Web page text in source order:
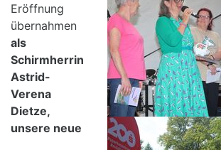
Eröffnung
übernahmen
als
Schirmherrin
Astrid-
Verena
Dietze,
unsere neue